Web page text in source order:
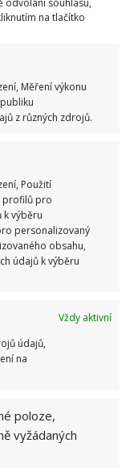
na tlačítko
Měření výkonu
z různých zdrojů.
Použití
profilů pro
k výběru
personalizovaný
obsahu,
údajů k výběru
Vždy aktivní
údajů,
na
poloze,
vyžádaných
pomůcky
výrobku mohly
začne
apod.), a
přenášely,
pastou z jedlé